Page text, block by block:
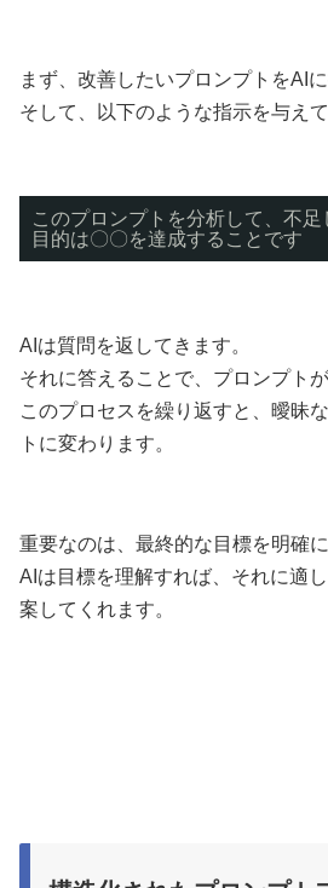
まず、改善したいプロンプトをAIに
そして、以下のような指示を与えて
このプロンプトを分析して、不
目的は〇〇を達成することです
AIは質問を返してきます。
それに答えることで、プロンプト
このプロセスを繰り返すと、曖昧
トに変わります。
重要なのは、最終的な目標を明確
AIは目標を理解すれば、それに適
案してくれます。